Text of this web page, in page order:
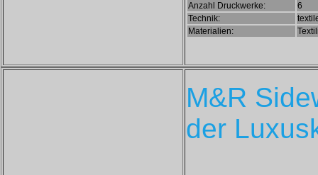
Anzahl Druckwerke:
6
Technik:
Materialien:
M&R
der